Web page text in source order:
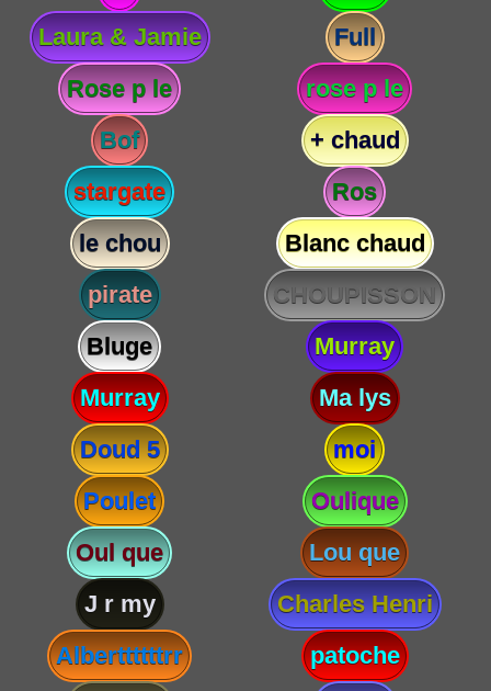
Laura & Jamie
Full
Rose p le
rose p le
Bof
+ chaud
stargate
Ros
le chou
Blanc chaud
pirate
CHOUPISSON
Bluge
Murray
Murray
Ma lys
Doud 5
moi
Poulet
Oulique
Oul que
Lou que
J r my
Charles Henri
Alberttttttrr
patoche